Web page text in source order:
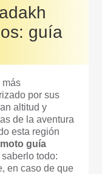
guía
más
por sus
altitud y
de la aventura
esta región
guía
todo:
en caso de que